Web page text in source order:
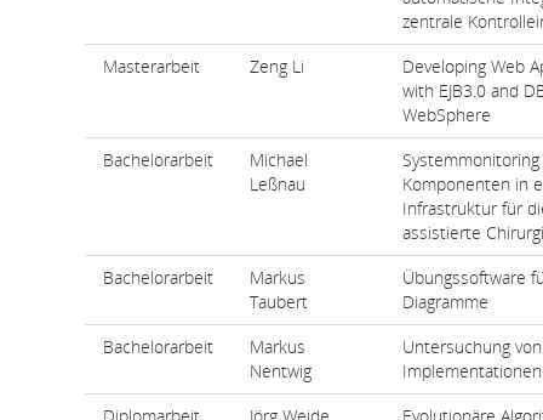
zentrale
Masterarbeit
Zeng Li
Developing Web
with EJB3.0 and
WebSphere
Bachelorarbeit
Michael
Leßnau
Komponenten in
Infrastruktur für
assistierte
Bachelorarbeit
Markus
Taubert
Übungssoftware
Diagramme
Bachelorarbeit
Markus
Nentwig
Untersuchung
Implementationen